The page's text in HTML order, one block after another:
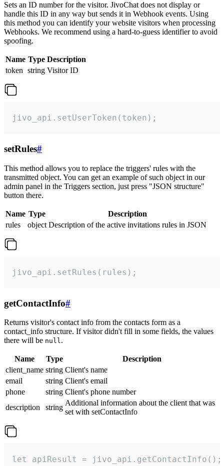
Sets an ID number for the visitor. JivoChat does not display or
handle this ID in any way but sends it in Webhook events. Using
this method you can identify your website visitors when processing
Webhooks. We recommend using a hard-to-guess identifier to avoid
spoofing.
Name Type Description
token string Visitor ID
jivo_api.setUserToken(token);
setRules#
This method allows you to replace the triggers' rules with the
transmitted object. You can get an example of such object in our
admin panel in the Triggers section, just press "JSON structure"
button there.
Name Type
Description
rules
object Description of the active invitations rules in JSON
jivo_api.setRules(rules);
getContactInfo#
Returns visitor's contact info from the contacts form as a
contact_info structure. If visitor didn't fill in some fields, the values
there will be null.
Name Type
Description
client_name string Client's name
email
string Client's email
phone
string Client's phone number
description
string
Additional information about the client that was
set with setContactInfo
let apiResult = jivo_api.getContactInfo();